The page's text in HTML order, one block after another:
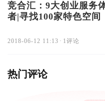
竞合汇：9大创业服务
者|寻找100家特色空间
2018-06-12 11:13 · 1评论
热门评论